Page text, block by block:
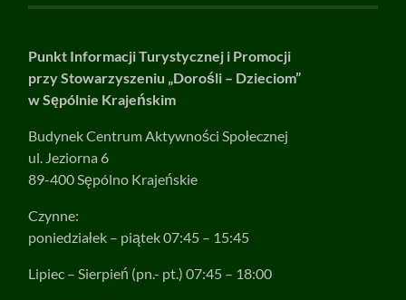
Punkt Informacji Turystycznej i Promocji
przy Stowarzyszeniu „Dorośli – Dzieciom”
w Sępólnie Krajeńskim
Budynek Centrum Aktywności Społecznej
ul. Jeziorna 6
89-400 Sępólno Krajeńskie
Czynne:
poniedziałek – piątek 07:45 – 15:45
Lipiec – Sierpień (pn.- pt.) 07:45 – 18:00